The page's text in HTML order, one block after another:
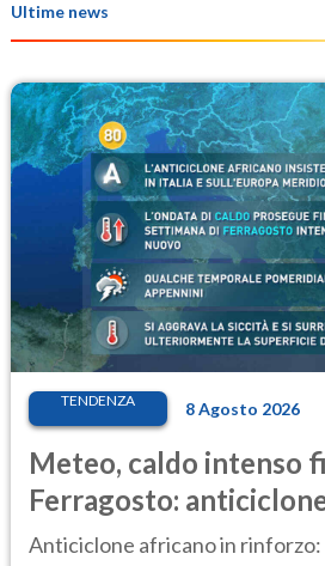
Ultime news
TENDENZA 8 Agosto 2026
Meteo, caldo intenso
Ferragosto:
ancora protagonista
Anticiclone africano in rinforzo: